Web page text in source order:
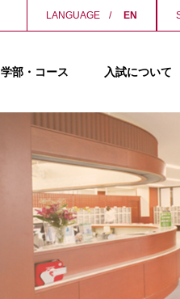
LANGUAGE EN
学部・コース 入試について